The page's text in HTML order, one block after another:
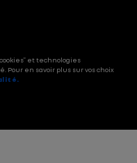
et technologies
Pour en savoir plus sur vos choix